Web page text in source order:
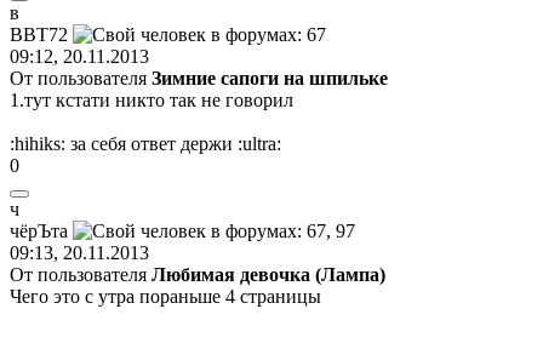
в
ВВТ72
09:12, 20.11.2013
От пользователя Зимние сапоги на шпильке
1.тут кстати никто так не говорил
:hihiks: за себя ответ держи :ultra:
0
ч
чёрЪта
09:13, 20.11.2013
От пользователя Любимая девочка (Лампа)
Чего это с утра пораньше 4 страницы